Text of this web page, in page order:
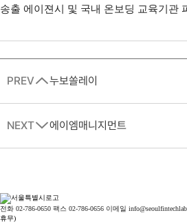
PREV 누보쏠레이
NEXT 에이엠매니지먼트
전화 02-786-0650 팩스 02-786-0656 이메일
휴무)